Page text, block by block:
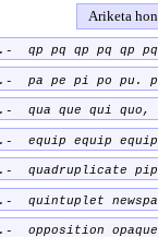
Ariketa
qp pq qp pq qp pq
pa pe pi po pu.
qua que qui quo,
equip equip equip
quadruplicate
quintuplet
opposition